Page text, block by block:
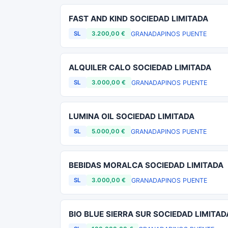
FAST AND KIND SOCIEDAD LIMITADA
SL 3.200,00 € GRANADAPINOS PUENTE
ALQUILER CALO SOCIEDAD LIMITADA
SL 3.000,00 € GRANADAPINOS PUENTE
LUMINA OIL SOCIEDAD LIMITADA
SL 5.000,00 € GRANADAPINOS PUENTE
BEBIDAS MORALCA SOCIEDAD LIMITADA
SL 3.000,00 € GRANADAPINOS PUENTE
BIO BLUE SIERRA SUR SOCIEDAD